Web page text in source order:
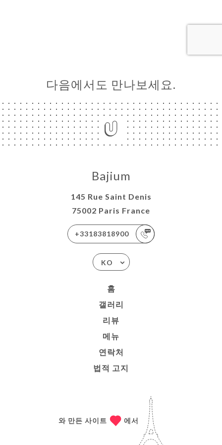
다음에서도 만나보세요.
Bajium
145 Rue Saint Denis
75002 Paris France
+33183818900
KO
홈
갤러리
리뷰
메뉴
연락처
법적 고지
와 만든 사이트 에서